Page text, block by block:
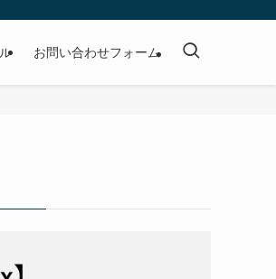
お問い合わせフォーム